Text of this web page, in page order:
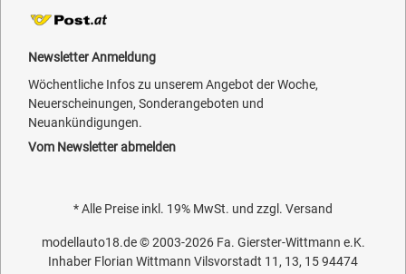
Newsletter Anmeldung
Wöchentliche Infos zu unserem Angebot der Woche,
Neuerscheinungen, Sonderangeboten und
Neuankündigungen.
Vom Newsletter abmelden
* Alle Preise inkl. 19% MwSt. und zzgl. Versand
modellauto18.de© 2003-2026 Fa. Gierster-Wittmann e.K.
Inhaber Florian Wittmann Vilsvorstadt 11, 13, 15 94474